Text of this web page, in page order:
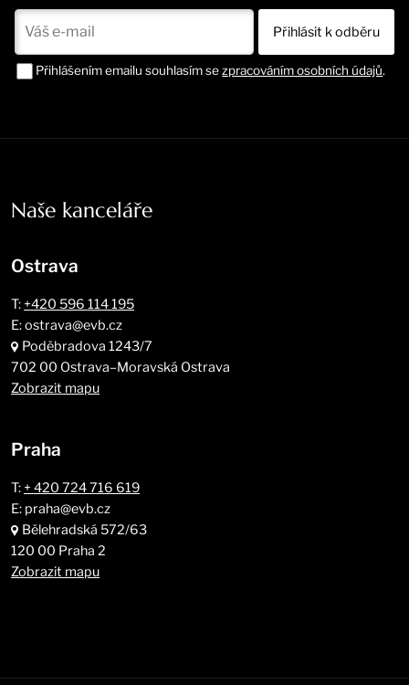
Přihlášením emailu souhlasím sezpracováním osobních údajů.
Naše kanceláře
Ostrava
T: +420 596 114 195
E: ostrava@evb.cz
Poděbradova 1243/7
702 00 Ostrava–Moravská Ostrava
Zobrazit mapu
Praha
T: + 420 724 716 619
E: praha@evb.cz
Bělehradská 572/63
120 00 Praha 2
Zobrazit mapu